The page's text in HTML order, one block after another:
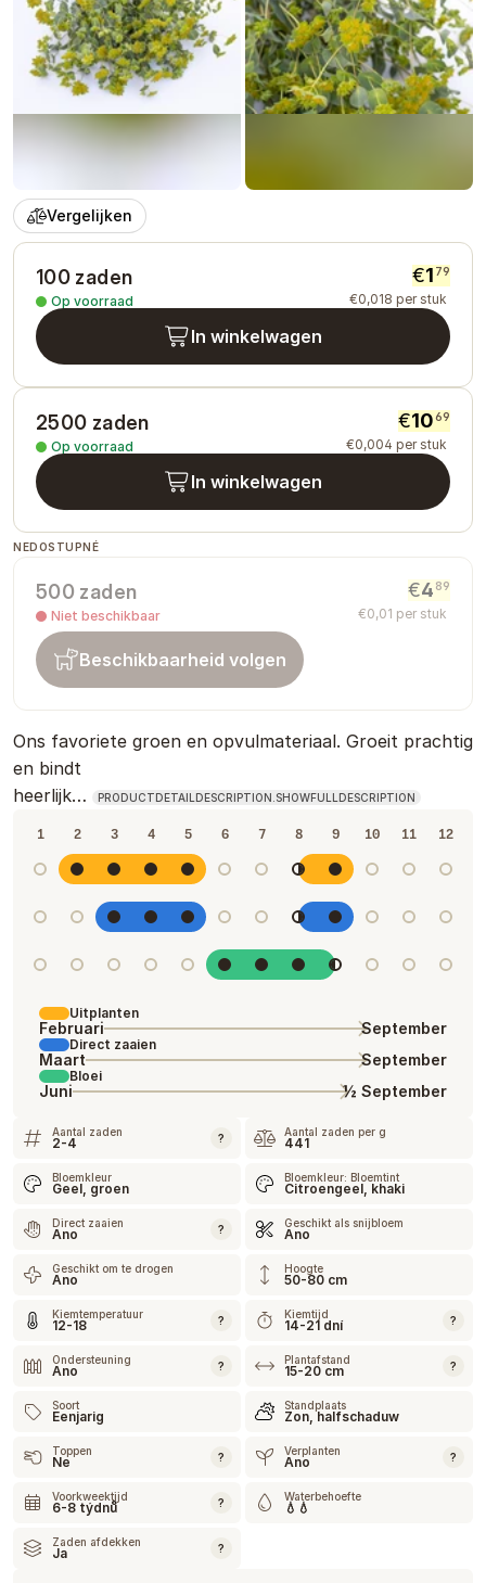
Vergelijken
100 zaden
Op voorraad
€1 79
€0,018 per stuk
In winkelwagen
2500 zaden
Op voorraad
€1069
€0,004 per stuk
In winkelwagen
NEDOSTUPNÉ
500 zaden
Niet beschikbaar
€4 89
€0,01 per stuk
Beschikbaarheid volgen
Ons favoriete groen en opvulmateriaal. Groeit prachtig
en bindt
heerlijk…
PRODUCTDETAILDESCRIPTION.SHOWFULLDESCRIPTION
1 2 3 4 5 6 7 8 9 10 11 12
Uitplanten
Februari September
Direct zaaien
Maart September
Bloei
Juni ½ September
Aantal zaden
2-4 ? Aantal zaden per g
441
Bloemkleur
Geel, groen
Bloemkleur: Bloemtint
Citroengeel, khaki
Direct zaaien
Ano ? Geschikt als snijbloem
Ano
Geschikt om te drogen
Ano
Hoogte
50-80 cm
Kiemtemperatuur
12-18 ? Kiemtijd
14-21 dní ?
Ondersteuning
Ano ? Plantafstand
15-20 cm ?
Soort
Eenjarig
Standplaats
Zon, halfschaduw
Toppen
Ne ? Verplanten
Ano ?
Voorkweektijd
6-8 týdnů ? Waterbehoefte
💧💧
Zaden afdekken
Ja ?